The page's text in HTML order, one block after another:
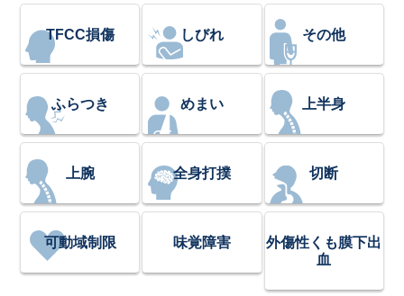
TFCC損傷 しびれ その他
ふらつき めまい 上半身
上腕 全身打撲 切断
可動域制限 味覚障害
外傷性くも膜下出
血